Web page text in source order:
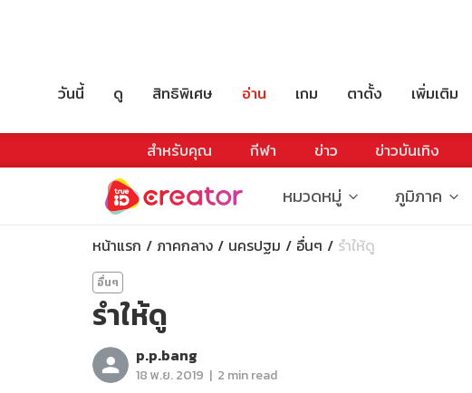
วันนี้ ดู สิทธิพิเศษ อ่าน เกม ตาตั้ง เพิ่มเติม
สำหรับคุณ กีฬา ข่าว ข่าวบันเทิง
หมวดหมู่ ภูมิภาค
หน้าแรก ภาคกลาง นครปฐม อื่นๆ รำให้ดู
อื่นๆ
รำให้ดู
p.p.bang
18 พ.ย. 2019 | 2 min read